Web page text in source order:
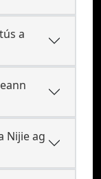
a
Nijie ag